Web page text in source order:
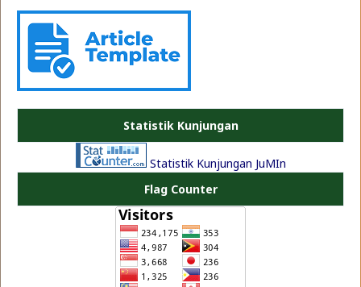
Statistik Kunjungan
Statistik Kunjungan JuMIn
Flag Counter